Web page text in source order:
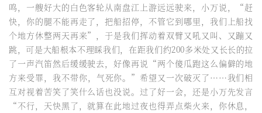
鸣，一艘好大的白色客轮从南盘江上游远远驶来，小万说，“赶
快，你的腿不能再走了，把船招停，不管它到哪里，我们上船找
个地方休整两天再来”，于是我们挥动着双臂又吼又叫、又蹦又
跳，可是大船根本不理睬我们，在距我们约200多米处又长长的拉
了一声汽笛然后缓缓驶去，好像再说“两个傻瓜跑这么偏僻的地
方来受罪，我不带你，气死你。”希望又一次破灭了……我们相
互对视着苦笑了笑什么话也没说。过了好一会，还是小万先发言
“不行，天快黑了，就算在此地过夜也得弄点柴火来，你休息，